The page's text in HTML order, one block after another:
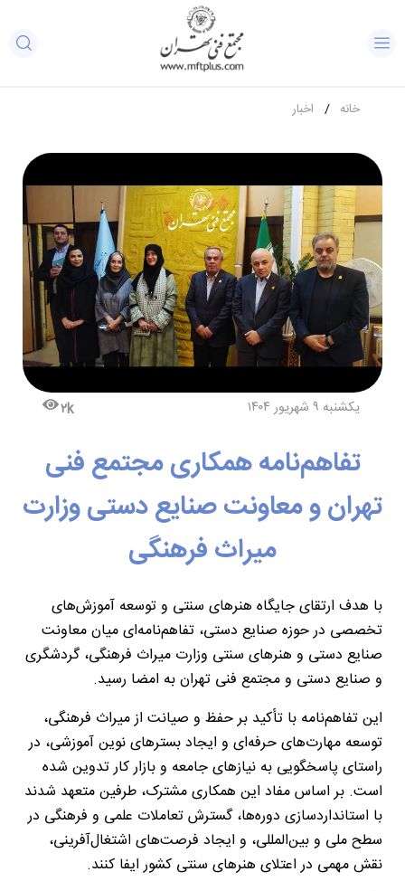
خانه اخبار
یکشنبه ۹ شهریور ۱۴۰۴ ۲k
تفاهم‌نامه همکاری مجتمع فنی
تهران و معاونت صنایع دستی وزارت
میراث فرهنگی
با هدف ارتقای جایگاه هنرهای سنتی و توسعه آموزش‌های
تخصصی در حوزه صنایع دستی، تفاهم‌نامه‌ای میان معاونت
صنایع دستی و هنرهای سنتی وزارت میراث فرهنگی، گردشگری
و صنایع دستی و مجتمع فنی تهران به امضا رسید.
این تفاهم‌نامه با تأکید بر حفظ و صیانت از میراث فرهنگی،
توسعه مهارت‌های حرفه‌ای و ایجاد بسترهای نوین آموزشی، در
راستای پاسخگویی به نیازهای جامعه و بازار کار تدوین شده
است. بر اساس مفاد این همکاری مشترک، طرفین متعهد شدند
با استانداردسازی دوره‌ها، گسترش تعاملات علمی و فرهنگی در
سطح ملی و بین‌المللی، و ایجاد فرصت‌های اشتغال‌آفرینی،
نقش مهمی در اعتلای هنرهای سنتی کشور ایفا کنند.